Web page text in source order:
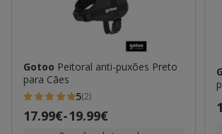
Gotoo Peitoral anti-puxões Preto
para Cães
5
estrelas
5(2)
Preço
17.99€-19.99€